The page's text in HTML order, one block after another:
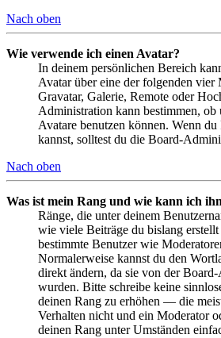
Nach oben
Wie verwende ich einen Avatar?
In deinem persönlichen Bereich
Avatar über eine der folgenden vier
Gravatar, Galerie, Remote oder
Administration kann bestimmen,
Avatare benutzen können. Wenn
kannst, solltest du die Board-
Nach oben
Was ist mein Rang und wie kann ich
Ränge, die unter deinem
wie viele Beiträge du bislang
bestimmte Benutzer wie
Normalerweise kannst du den
direkt ändern, da sie von der
wurden. Bitte schreibe keine
deinen Rang zu erhöhen — die
Verhalten nicht und ein Moderator
deinen Rang unter Umständen